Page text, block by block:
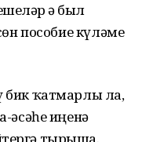
ҙә был
пособие күләме
бик ҡатмарлы ла,
әсәһе иңенә